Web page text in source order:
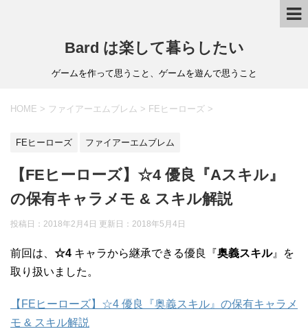
Bard は楽して暮らしたい
ゲームを作って思うこと、ゲームを遊んで思うこと
HOME > ファイアーエムブレム > FEヒーローズ >
FEヒーローズ ファイアーエムブレム
【FEヒーローズ】☆4 優良『Aスキル』
の保有キャラメモ & スキル解説
投稿日：2018年2月4日 更新日： 2018年5月4日
前回は、 ☆4 キャラから継承できる優良『奥義スキル』を
取り扱いました。
【FEヒーローズ】☆4 優良『奥義スキル』の保有キャラメ
モ & スキル解説